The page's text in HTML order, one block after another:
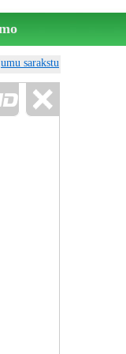
sarakstu